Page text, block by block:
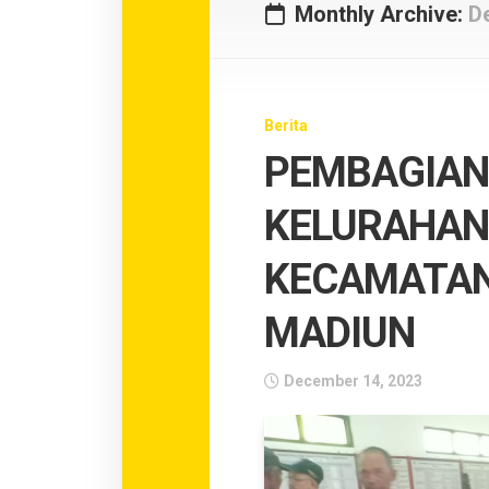
Monthly Archive:
Berita
MADIUN
December 14, 2023